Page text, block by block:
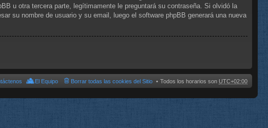
u otra tercera parte, legítimamente le preguntará su contraseña. Si olvidó la
su nombre de usuario y su email, luego el software phpBB generará una nueva
Todos los horarios son UTC+02:00
Borrar todas las cookies del Sitio
El Equipo